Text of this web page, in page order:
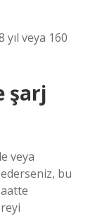
yıl veya 160
şarj
veya
bu